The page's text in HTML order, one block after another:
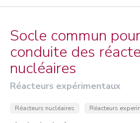
Socle commun
conduite des
nucléaires
Réacteurs expérimentaux
Réacteurs nucléaires Réacteurs